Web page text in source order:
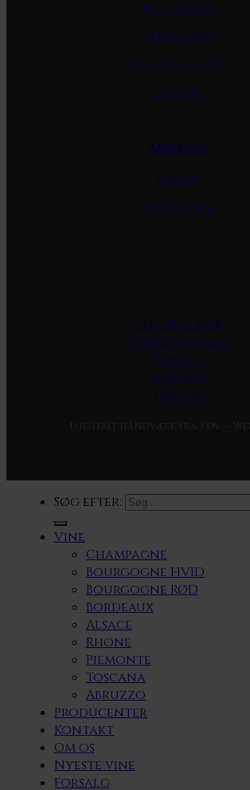
Il Poggione
Le Potazzine
Poggio di Sotto
Salvioni
ABRUZZO
Tiberio
Emidio Pepe
Champagner
Robert Parker
Vinous
Barolo
Om vin
Søg efter:
Vine
Champagne
Bourgogne HVID
Bourgogne RØD
Bordeaux
Alsace
Rhone
Piemonte
Toscana
Abruzzo
Producenter
Kontakt
Om os
Nyeste vine
Forsalg